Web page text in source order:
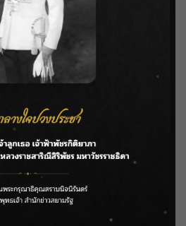
ENTERTAINMENT
งน้ำแม่น้ำปิง รับมวลน้ำเหนือ ย้ำ
” แดนซ์สับทุกจังหวะ ชวนแฟนๆ
ตามแก้ปัญหาโครงการประตู